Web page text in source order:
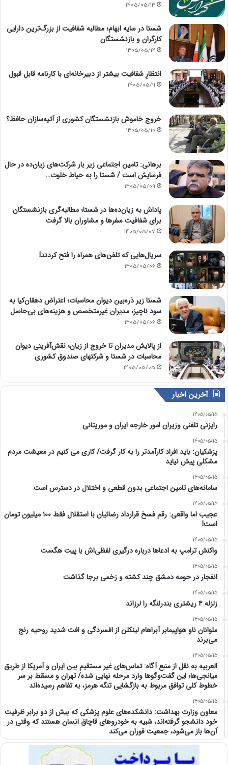
1405/05/13
شستا در سایه ابهام؛ مطالبه شفافیت از بزرگ‌ترین دارایی
کارگران و بازنشستگان
1405/05/12
انتظارِ شفافیت بیشتر از دبیرخانه‌ای با کارنامه قابل قبول
1405/05/11
خروج خاموش بازنشستگان کشوری از آتیه‌سازان حافظ؟
1405/05/10
برهانی: تامین اجتماعی زیر بار شرکت‌های زیان‌ده در حال
فرسایش است / شستا را به حیاط خلوت…
1405/05/09
پاداش به زیان‌ده‌ها در شستا؛ مطالبه‌گری بازنشستگان
برای شفافیت سفرها و مشاوران بالا گرفت
1405/05/07
سریال‌هایی که تلفن‌های همراه را فتح کردند!
1405/05/06
شستا زیر ذره‌بین دیوان محاسبات؛ اعتراض دهقان‌کیا به
سود ناچیز، مدیران غیرمتخصص و هزینه‌های بی‌حاصل
1405/05/06
از پالایش مدیران تا خروج از زیان؛ نقش‌آفرینی دیوان
محاسبات در شستا و شرکتهای صندوق کشوری
1405/05/05
آخرین اخبار
1405/05/15
رایزنی تلفنی وزیران امور خارجه ایران و موریتانی
1405/05/15
پزشکیان: باید افراد کارآمدتر را به کار گرفت/ کاری می کنیم در معیشت مردم
مشکلی پیش نیاید
1405/05/15
سامانه‌های تامین اجتماعی بدون قطعی و اختلال در دسترس است
1405/05/15
عجیب اما واقعی: رقم فسخ قرارداد رضائیان با استقلال فقط ۱۰۰ میلیون تومان
است!
1405/05/15
واکنش ترامپ به ادعاها درباره درگیری لفظی‌اش با پیت هگست
1405/05/15
انفجار در حومه دمشق چند کشته و زخمی برجا گذاشت
1405/05/15
زلزله ۴ ریشتری بندرلنگه را لرزاند
1405/05/15
ملوانان ناو هواپیمابر آبراهام لینکلن از افسردگی و افت شدید روحیه رنج
می‌برند
1405/05/15
العربیه به نقل از منبع آگاه: تماس‌های غیر مستقیم بین ایران و آمریکا از طریق
میانجی‌ها؛ این گفت‌و‌گو‌ها وارد مرحله نهایی شده/ تهران و مسقط بر سر
خطوط کلی توافق مربوط به بازگشایی تنگه هرمز، به تفاهم رسیده‌اند
1405/05/15
معاون وزارت بهداشت: دانشکده‌های علوم پزشکی که بیش از دو برابر ظرفیت
خود دانشجو گرفته‌اند، شبیه به خودرو‌های قاچاق انسان هستند که وقتی در
آن‌ها باز می‌شود، جمعیت فوران می‌کند